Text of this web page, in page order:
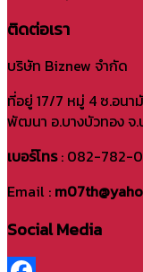
ติดต่อเรา
บริษัท Biznew จำกัด
ที่อยู่ 17/7 หมู่ 4 ซ.อนา
พัฒนา อ.บางบัวทอง จ.
เบอร์โทร: 082-782-
Email :
Social Media